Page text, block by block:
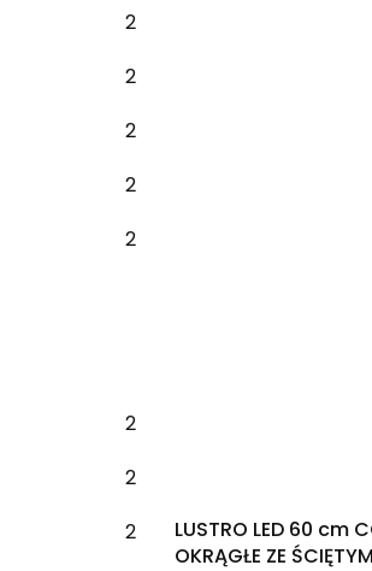
2
2
2
2
2
2
2
2
LUSTRO LED 60 cm
OKRĄGŁE ZE